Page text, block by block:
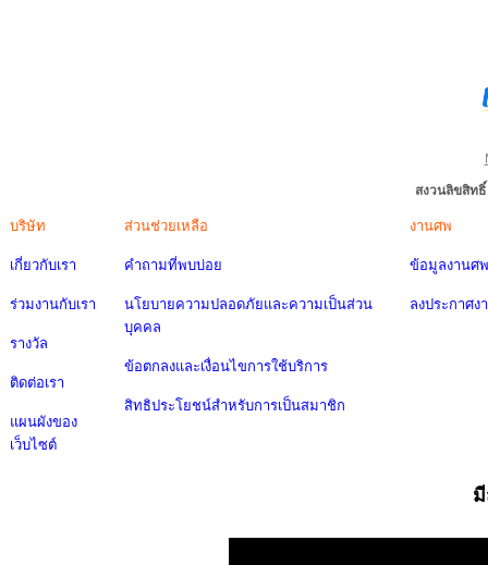
สงวนลิขสิท
บริษัท
เกี่ยวกับเรา
ร่วมงานกับเรา
รางวัล
ติดต่อเรา
แผนผังของ
เว็บไซต์
ส่วนช่วยเหลือ
คำถามที่พบบ่อย
นโยบายความปลอดภัยและความเป็นส่วน
บุคคล
ข้อตกลงและเงื่อนไขการใช้บริการ
สิทธิประโยชน์สำหรับการเป็นสมาชิก
งานศพ
ข้อมูลงานศพ
ลงประกาศง